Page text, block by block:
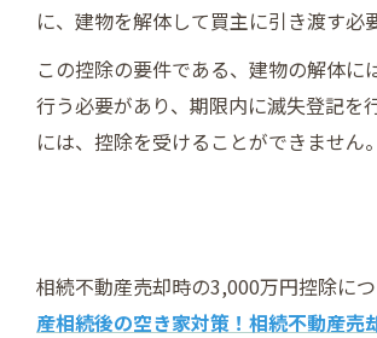
に、建物を解体して買主に引き渡す必
この控除の要件である、建物の解体に
行う必要があり、期限内に滅失登記を
には、控除を受けることができません。
相続不動産売却時の3,000万円控除につ
産相続後の空き家対策！相続不動産売